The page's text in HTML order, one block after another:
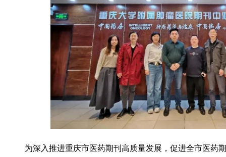
为深入推进重庆市医药期刊高质量发展，促进全市医药